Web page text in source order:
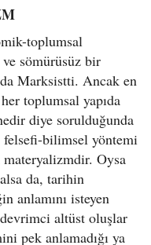
toplumsal
sömürüsüz bir
Marksistti. Ancak en
toplumsal yapıda
diye sorulduğunda
bilimsel yöntemi
Oysa
da, tarihin
anlamını isteyen
altüst oluşlar
pek anlamadığı ya